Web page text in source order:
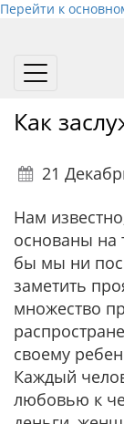
Перейти к
Toggle
Как
21
Нам
основаны на
бы мы ни
заметить
множество
своему
Каждый
любовью к